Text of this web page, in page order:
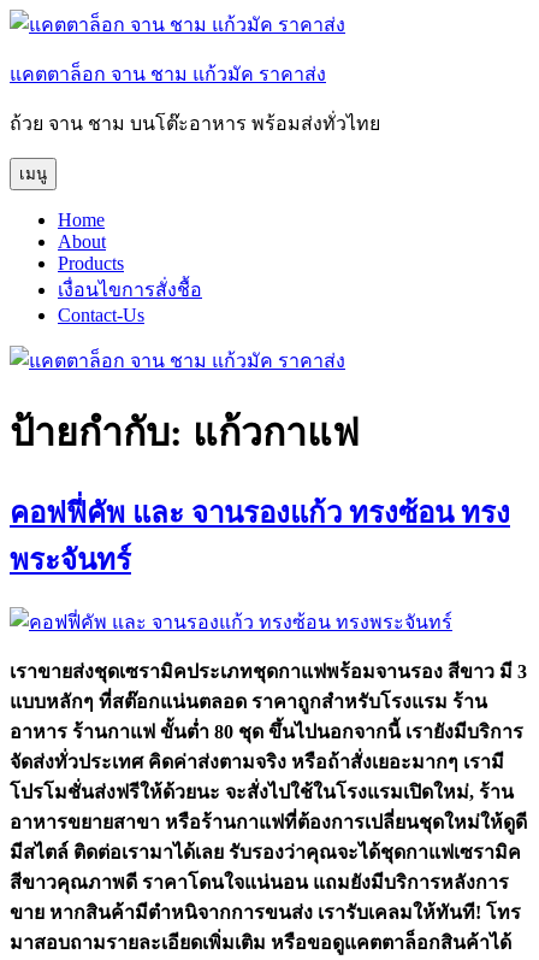
ข้าม
ยัง
บทความ
แคตตาล็อก จาน ชาม แก้วมัค ราคาส่ง
ถ้วย จาน ชาม บนโต๊ะอาหาร พร้อมส่งทั่วไทย
เมนู
Home
About
Products
เงื่อนไขการสั่งชื้อ
Contact-Us
ป้ายกำกับ: แก้วกาแฟ
คอฟฟี่คัพ และ จานรองแก้ว ทรงซ้อน ทรง
พระจันทร์
เราขายส่งชุดเซรามิคประเภทชุดกาแฟพร้อมจานรอง สีขาว มี 3
แบบหลักๆ ที่สต๊อกแน่นตลอด ราคาถูกสำหรับโรงแรม ร้าน
อาหาร ร้านกาแฟ ขั้นต่ำ 80 ชุด ขึ้นไปนอกจากนี้ เรายังมีบริการ
จัดส่งทั่วประเทศ คิดค่าส่งตามจริง หรือถ้าสั่งเยอะมากๆ เรามี
โปรโมชั่นส่งฟรีให้ด้วยนะ จะสั่งไปใช้ในโรงแรมเปิดใหม่, ร้าน
อาหารขยายสาขา หรือร้านกาแฟที่ต้องการเปลี่ยนชุดใหม่ให้ดูดี
มีสไตล์ ติดต่อเรามาได้เลย รับรองว่าคุณจะได้ชุดกาแฟเซรามิค
สีขาวคุณภาพดี ราคาโดนใจแน่นอน แถมยังมีบริการหลังการ
ขาย หากสินค้ามีตำหนิจากการขนส่ง เรารับเคลมให้ทันที! โทร
มาสอบถามรายละเอียดเพิ่มเติม หรือขอดูแคตตาล็อกสินค้าได้